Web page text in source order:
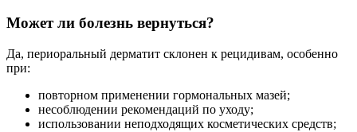
Может ли болезнь вернуться?
Да, периоральный дерматит склонен к рецидивам, особенно
при:
повторном применении гормональных мазей;
несоблюдении рекомендаций по уходу;
использовании неподходящих косметических средств;